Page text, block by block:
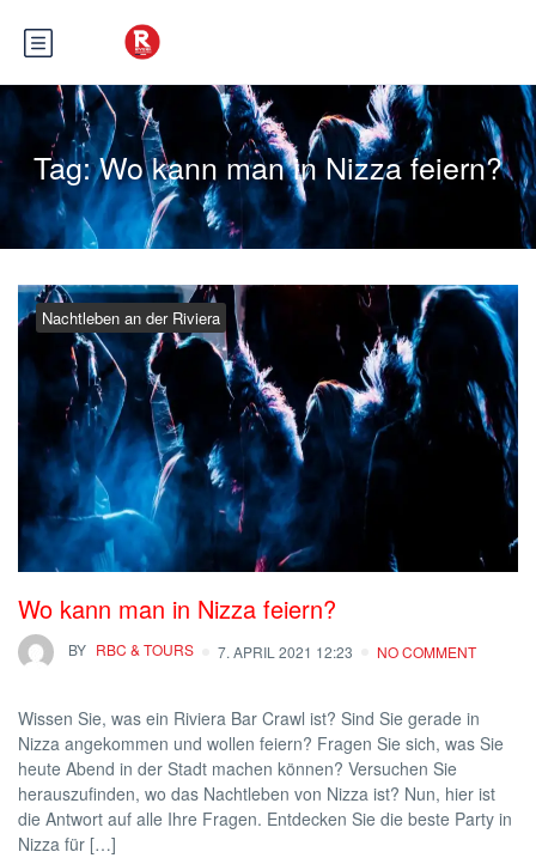
Tag:Wo kann man in Nizza feiern?
Nachtleben an der Riviera
Wo kann man in Nizza feiern?
BY RBC & TOURS 7. APRIL 2021 12:23 NO COMMENT
Wissen Sie, was ein Riviera Bar Crawl ist? Sind Sie gerade in
Nizza angekommen und wollen feiern? Fragen Sie sich, was Sie
heute Abend in der Stadt machen können? Versuchen Sie
herauszufinden, wo das Nachtleben von Nizza ist? Nun, hier ist
die Antwort auf alle Ihre Fragen. Entdecken Sie die beste Party in
Nizza für […]